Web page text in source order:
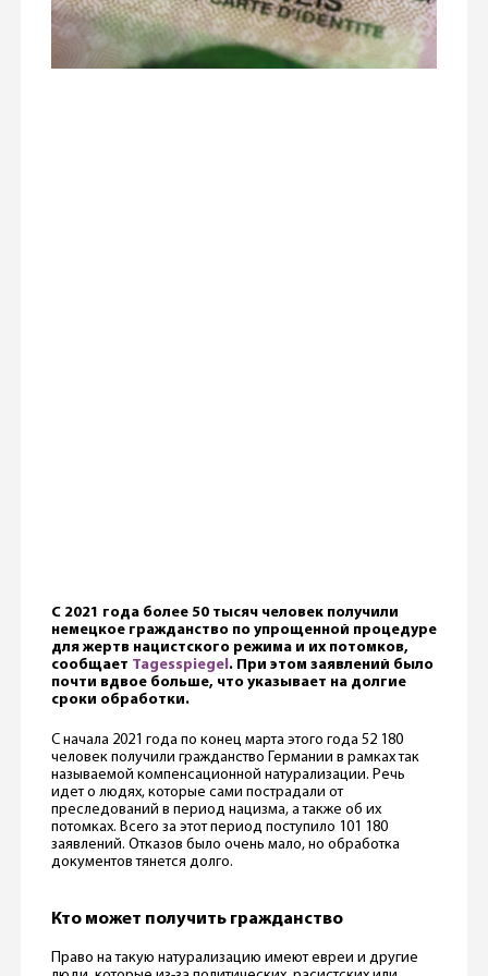
С 2021 года более 50 тысяч человек получили
немецкое гражданство по упрощенной процедуре
для жертв нацистского режима и их потомков,
сообщает Tagesspiegel . При этом заявлений было
почти вдвое больше, что указывает на долгие
сроки обработки.
С начала 2021 года по конец марта этого года 52 180
человек получили гражданство Германии в рамках так
называемой компенсационной натурализации. Речь
идет о людях, которые сами пострадали от
преследований в период нацизма, а также об их
потомках. Всего за этот период поступило 101 180
заявлений. Отказов было очень мало, но обработка
документов тянется долго.
Кто может получить гражданство
Право на такую натурализацию имеют евреи и другие